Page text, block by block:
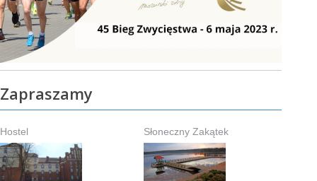
Zapraszamy
Hostel Słoneczny Zakątek